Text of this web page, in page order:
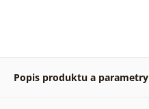
Popis produktu a parametry